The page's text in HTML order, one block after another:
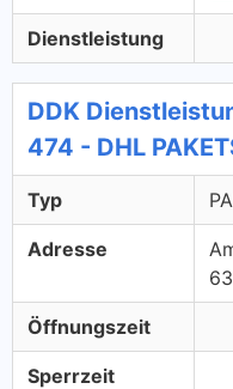
Dienstleistung
DDK
474 - DHL
Typ
Adresse
Öffnungszeit
Sperrzeit